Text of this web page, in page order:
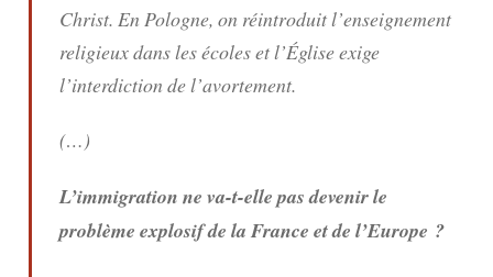
Christ. En Pologne, on réintroduit l’enseignement
religieux dans les écoles et l’Église exige
l’interdiction de l’avortement.
(…)
L’immigration ne va-t-elle pas devenir le
problème explosif de la France et de l’Europe ?